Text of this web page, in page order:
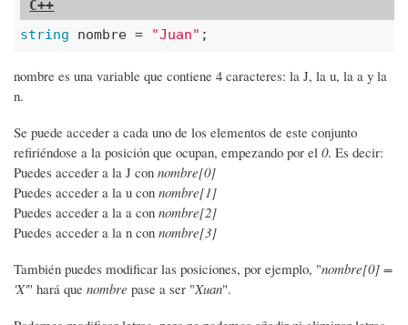
string nombre = "Juan" ;
nombre es una variable que contiene 4 caracteres: la J, la u, la a y la
n.
Se puede acceder a cada uno de los elementos de este conjunto
refiriéndose a la posición que ocupan, empezando por el 0. Es decir:
Puedes acceder a la J con nombre[0]
Puedes acceder a la u con nombre[1]
Puedes acceder a la a con nombre[2]
Puedes acceder a la n con nombre[3]
También puedes modificar las posiciones, por ejemplo, "nombre[0] =
'X'" hará que nombre pase a ser "Xuan".